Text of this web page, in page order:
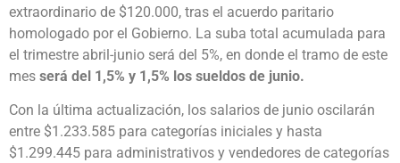
extraordinario de $120.000, tras el acuerdo paritario
homologado por el Gobierno. La suba total acumulada para
el trimestre abril-junio será del 5%, en donde el tramo de este
mes será del 1,5% y 1,5% los sueldos de junio.
Con la última actualización, los salarios de junio oscilarán
entre $1.233.585 para categorías iniciales y hasta
$1.299.445 para administrativos y vendedores de categorías